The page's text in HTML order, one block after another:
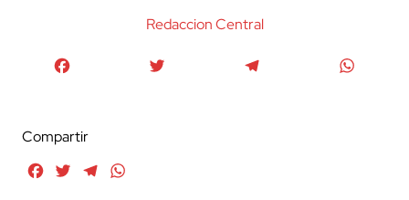
Redaccion Central
Compartir
FacebookTwitterTelegram